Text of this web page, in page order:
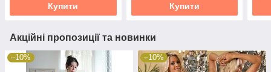
Купити Купити
Акційні пропозиції та новинки
–10% –10%